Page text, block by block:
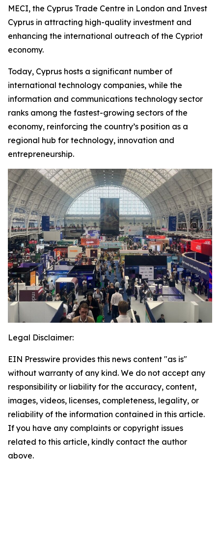
MECI, the Cyprus Trade Centre in London and Invest
Cyprus in attracting high-quality investment and
enhancing the international outreach of the Cypriot
economy.
Today, Cyprus hosts a significant number of
international technology companies, while the
information and communications technology sector
ranks among the fastest-growing sectors of the
economy, reinforcing the country’s position as a
regional hub for technology, innovation and
entrepreneurship.
Legal Disclaimer:
EIN Presswire provides this news content "as is"
without warranty of any kind. We do not accept any
responsibility or liability for the accuracy, content,
images, videos, licenses, completeness, legality, or
reliability of the information contained in this article.
If you have any complaints or copyright issues
related to this article, kindly contact the author
above.